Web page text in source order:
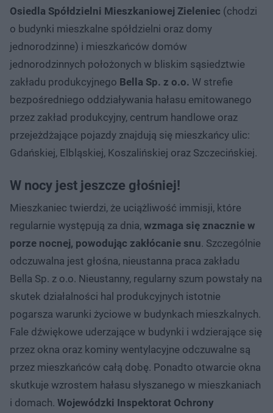
Osiedla Spółdzielni Mieszkaniowej Zieleniec (chodzi
o budynki mieszkalne spółdzielni oraz domy
jednorodzinne) i mieszkańców domów
jednorodzinnych położonych w bliskim sąsiedztwie
zakładu produkcyjnego Bella Sp. z o.o. W strefie
bezpośredniego oddziaływania hałasu emitowanego
przez zakład produkcyjny, centrum handlowe oraz
przejeżdżające pojazdy znajdują się mieszkańcy ulic:
Gdańskiej, Elbląskiej, Koszalińskiej oraz Szczecińskiej.
W nocy jest jeszcze głośniej!
Mieszkaniec twierdzi, że uciążliwość immisji, które
regularnie występują za dnia, wzmaga się znacznie w
porze nocnej, powodując zakłócanie snu. Szczególnie
odczuwalna jest głośna, nieustanna praca zakładu
Bella Sp. z o.o. Nieustanny, regularny szum powstały na
skutek działalności hal produkcyjnych istotnie
pogarsza warunki życiowe w budynkach mieszkalnych.
Fale dźwiękowe uderzające w budynki i wdzierające się
przez okna oraz kominy wentylacyjne odczuwalne są
przez mieszkańców całą dobę. Ponadto otwarcie okna
skutkuje wzrostem hałasu słyszanego w mieszkaniach
i domach. Wojewódzki Inspektorat Ochrony